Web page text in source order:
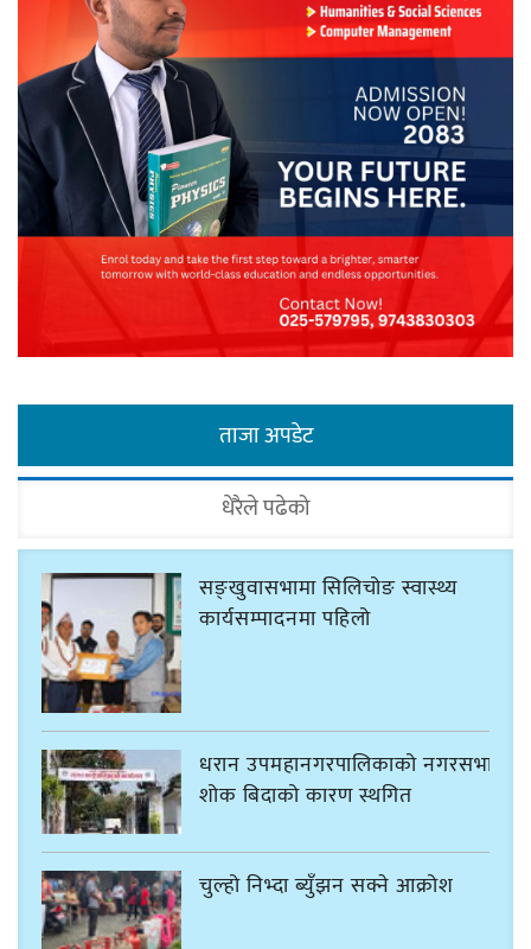
ताजा अपडेट
धेरैले पढेको
सङ्खुवासभामा सिलिचोङ स्वास्थ्य
कार्यसम्पादनमा पहिलो
धरान उपमहानगरपालिकाको नगरसभा
शोक बिदाको कारण स्थगित
चुल्हो निभ्दा ब्युँझन सक्ने आक्रोश